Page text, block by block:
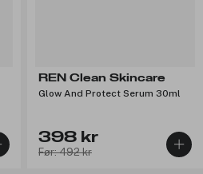
REN Clean Skincare
Glow And Protect Serum 30ml
398 kr
Før: 492 kr